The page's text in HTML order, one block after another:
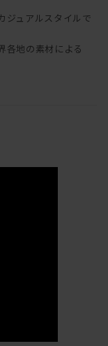
ジュアルスタイルで
各地の素材による